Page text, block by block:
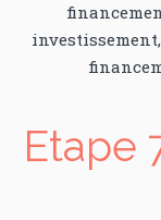
investissement,
Etape